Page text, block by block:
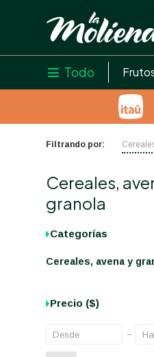
 Todo
Filtrando por:
Cereales,
granola
Categorías
Cereales, avena y
Precio ($)
close